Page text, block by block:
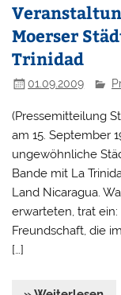
Moerser
Trinidad
01.09.2009
(Pressemitteilung
am 15. September
ungewöhnliche
Bande mit La
Land Nicaragua.
erwarteten, trat
Freundschaft, die
[…]